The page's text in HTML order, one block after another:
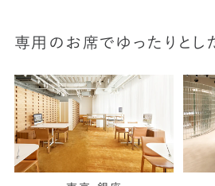
専用のお席でゆったりとし